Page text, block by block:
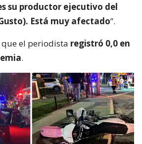
su productor ejecutivo del
Está muy afectado”.
el periodista registró 0,0 en
.